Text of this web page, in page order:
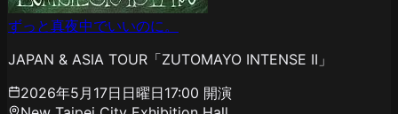
ずっと真夜中でいいのに。
JAPAN & ASIA TOUR「ZUTOMAYO INTENSE II」
2026年5月17日日曜日17:00 開演